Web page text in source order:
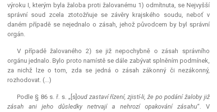
výroku I, kterým byla žaloba proti žalovanému 1) odmítnuta, se Nejvyšší
správní soud zcela ztotožňuje se závěry krajského soudu, neboť v
daném případě se nejednalo o zásah, jehož původcem by byl správní
orgán.
V případě žalovaného 2) se již nepochybně o zásah správního
orgánu jednalo. Bylo proto namístě se dále zabývat splněním podmínek,
za nichž lze o tom, zda se jedná o zásah zákonný či nezákonný,
rozhodovat. (...)
Podle § 86 s. ř. s. „[s] oud zastaví řízení, zjistí-li, že po podání žaloby již
zásah ani jeho důsledky netrvají a nehrozí opakování zásahu“. V